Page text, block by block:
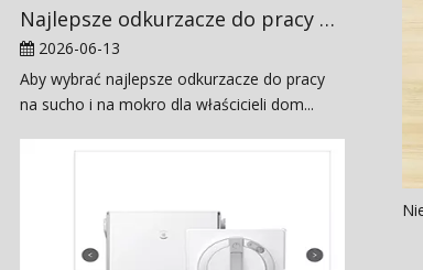
Najlepsze odkurzacze do pracy na mokro i na sucho dla właścicieli domów
2026-06-13
Aby wybrać najlepsze odkurzacze do pracy
na sucho i na mokro dla właścicieli dom...